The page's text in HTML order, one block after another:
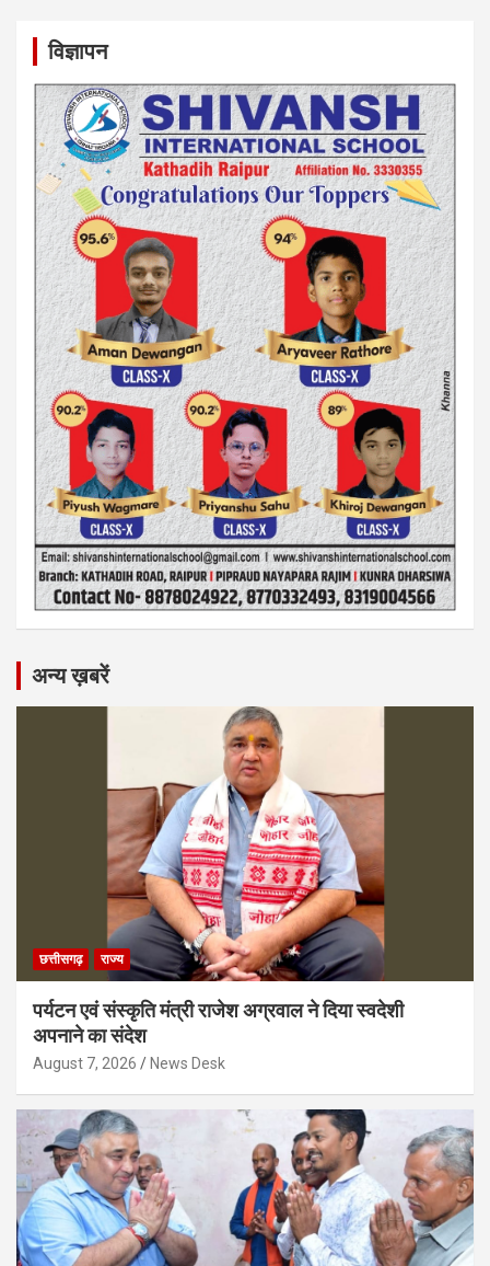
विज्ञापन
अन्य ख़बरें
छत्तीसगढ़ राज्य
पर्यटन एवं संस्कृति मंत्री राजेश अग्रवाल ने दिया स्वदेशी
अपनाने का संदेश
August 7, 2026 News Desk